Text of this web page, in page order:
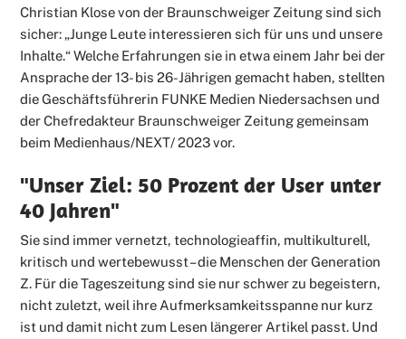
Christian Klose von der Braunschweiger Zeitung sind sich
sicher: „Junge Leute interessieren sich für uns und unsere
Inhalte.“ Welche Erfahrungen sie in etwa einem Jahr bei der
Ansprache der 13- bis 26-Jährigen gemacht haben, stellten
die Geschäftsführerin FUNKE Medien Niedersachsen und
der Chefredakteur Braunschweiger Zeitung gemeinsam
beim Medienhaus/NEXT/ 2023 vor.
"Unser Ziel: 50 Prozent der User unter
40 Jahren"
Sie sind immer vernetzt, technologieaffin, multikulturell,
kritisch und wertebewusst – die Menschen der Generation
Z. Für die Tageszeitung sind sie nur schwer zu begeistern,
nicht zuletzt, weil ihre Aufmerksamkeitsspanne nur kurz
ist und damit nicht zum Lesen längerer Artikel passt. Und